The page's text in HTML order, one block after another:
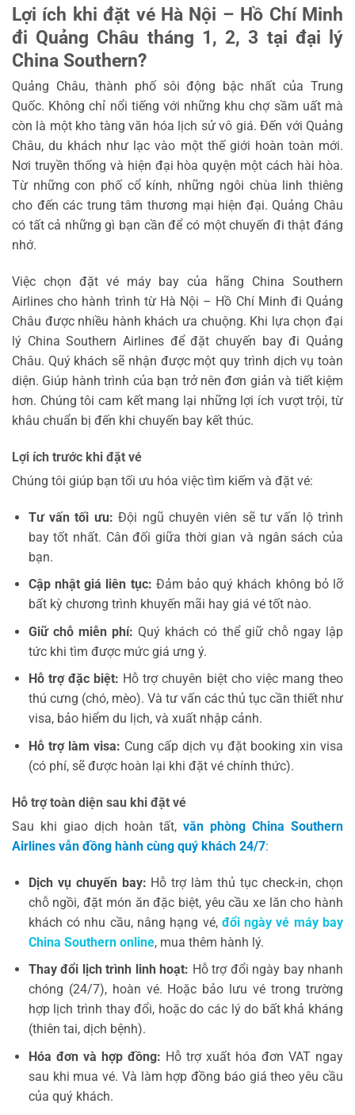
Lợi ích khi đặt vé Hà Nội – Hồ Chí Minh
đi Quảng Châu tháng 1, 2, 3 tại đại lý
China Southern?
Quảng Châu, thành phố sôi động bậc nhất của Trung
Quốc. Không chỉ nổi tiếng với những khu chợ sầm uất mà
còn là một kho tàng văn hóa lịch sử vô giá. Đến với Quảng
Châu, du khách như lạc vào một thế giới hoàn toàn mới.
Nơi truyền thống và hiện đại hòa quyện một cách hài hòa.
Từ những con phố cổ kính, những ngôi chùa linh thiêng
cho đến các trung tâm thương mại hiện đại. Quảng Châu
có tất cả những gì bạn cần để có một chuyến đi thật đáng
nhớ.
Việc chọn đặt vé máy bay của hãng China Southern
Airlines cho hành trình từ Hà Nội – Hồ Chí Minh đi Quảng
Châu được nhiều hành khách ưa chuộng. Khi lựa chọn đại
lý China Southern Airlines để đặt chuyến bay đi Quảng
Châu. Quý khách sẽ nhận được một quy trình dịch vụ toàn
diện. Giúp hành trình của bạn trở nên đơn giản và tiết kiệm
hơn. Chúng tôi cam kết mang lại những lợi ích vượt trội, từ
khâu chuẩn bị đến khi chuyến bay kết thúc.
Lợi ích trước khi đặt vé
Chúng tôi giúp bạn tối ưu hóa việc tìm kiếm và đặt vé:
Tư vấn tối ưu: Đội ngũ chuyên viên sẽ tư vấn lộ trình
bay tốt nhất. Cân đối giữa thời gian và ngân sách của
bạn.
Cập nhật giá liên tục: Đảm bảo quý khách không bỏ lỡ
bất kỳ chương trình khuyến mãi hay giá vé tốt nào.
Giữ chỗ miễn phí: Quý khách có thể giữ chỗ ngay lập
tức khi tìm được mức giá ưng ý.
Hỗ trợ đặc biệt: Hỗ trợ chuyên biệt cho việc mang theo
thú cưng (chó, mèo). Và tư vấn các thủ tục cần thiết như
visa, bảo hiểm du lịch, và xuất nhập cảnh.
Hỗ trợ làm visa: Cung cấp dịch vụ đặt booking xin visa
(có phí, sẽ được hoàn lại khi đặt vé chính thức).
Hỗ trợ toàn diện sau khi đặt vé
Sau khi giao dịch hoàn tất, văn phòng China Southern
Airlines vẫn đồng hành cùng quý khách 24/7:
Dịch vụ chuyến bay: Hỗ trợ làm thủ tục check-in, chọn
chỗ ngồi, đặt món ăn đặc biệt, yêu cầu xe lăn cho hành
khách có nhu cầu, nâng hạng vé, đổi ngày vé máy bay
China Southern online, mua thêm hành lý.
Thay đổi lịch trình linh hoạt: Hỗ trợ đổi ngày bay nhanh
chóng (24/7), hoàn vé. Hoặc bảo lưu vé trong trường
hợp lịch trình thay đổi, hoặc do các lý do bất khả kháng
(thiên tai, dịch bệnh).
Hóa đơn và hợp đồng: Hỗ trợ xuất hóa đơn VAT ngay
sau khi mua vé. Và làm hợp đồng báo giá theo yêu cầu
của quý khách.